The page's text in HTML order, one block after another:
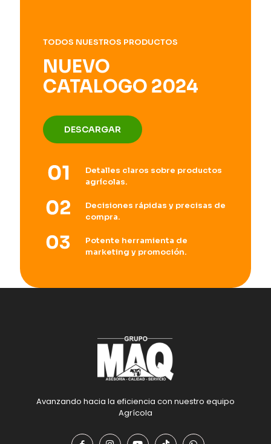
TODOS NUESTROS PRODUCTOS
NUEVO
CATALOGO 2024
DESCARGAR
Detalles claros sobre productos
agrícolas.
Decisiones rápidas y precisas de
compra.
Potente herramienta de
marketing y promoción.
Avanzando hacia la eficiencia con nuestro equipo
Agrícola